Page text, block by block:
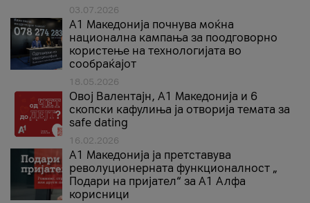
03.07.2026
A1 Македонија почнува моќна
национална кампања за поодговорно
користење на технологијата во
сообраќајот
18.05.2026
Овој Валентајн, A1 Македонија и 6
скопски кафулиња ја отворија темата за
safe dating
16.02.2026
А1 Македонија ја претставува
револуционерната функционалност „
Подари на пријател“ за А1 Алфа
корисници